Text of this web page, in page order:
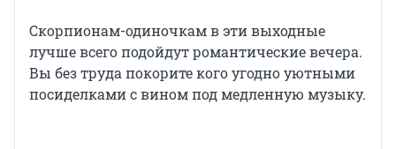
Скорпионам-одиночкам в эти выходные
лучше всего подойдут романтические вечера.
Вы без труда покорите кого угодно уютными
посиделками с вином под медленную музыку.